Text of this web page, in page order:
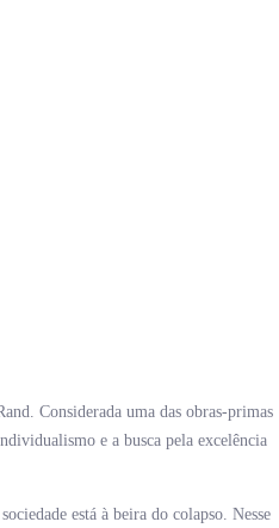
Considerada uma das obras-primas
e a busca pela excelência
está à beira do colapso. Nesse